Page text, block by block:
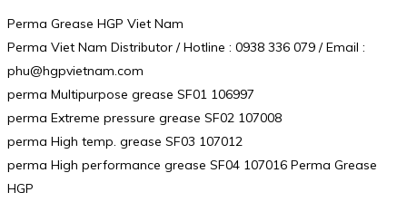
Perma Grease HGP Viet Nam
Perma Viet Nam Distributor / Hotline : 0938 336 079 / Email :
phu@hgpvietnam.com
perma Multipurpose grease SF01 106997
perma Extreme pressure grease SF02 107008
perma High temp. grease SF03 107012
perma High performance grease SF04 107016 Perma Grease
HGP